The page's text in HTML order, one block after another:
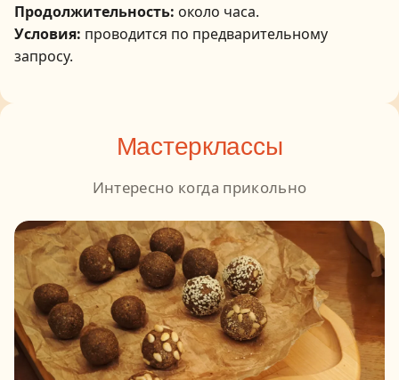
Продолжительность: около часа.
Условия: проводится по предварительному
запросу.
Мастерклассы
Интересно когда прикольно